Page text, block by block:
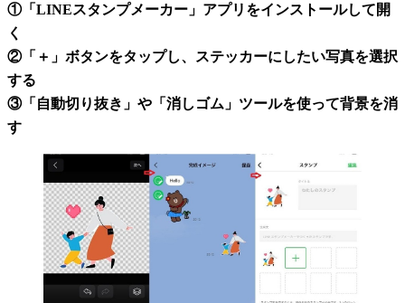
①「LINEスタンプメーカー」アプリをインストールして開
く
②「＋」ボタンをタップし、ステッカーにしたい写真を選択
する
③「自動切り抜き」や「消しゴム」ツールを使って背景を消
す